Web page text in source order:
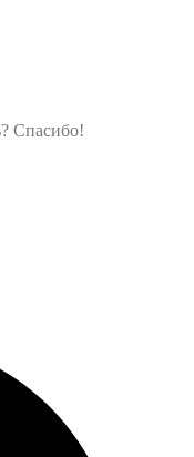
Спасибо!